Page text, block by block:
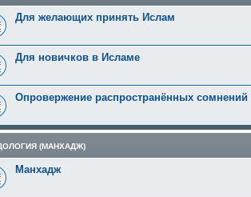
Для желающих принять Ислам
Для новичков в Исламе
Опровержение распространённых сомнений
(МАНХАДЖ)
Манхадж